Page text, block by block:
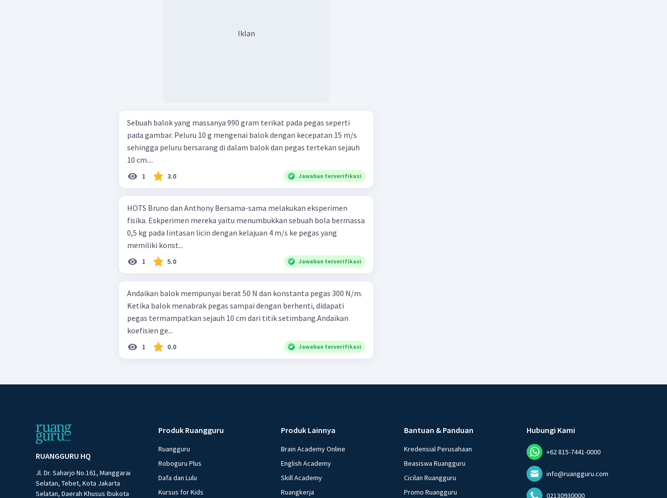
Iklan
Sebuah balok yang massanya 990 gram terikat pada pegas seperti
pada gambar. Peluru 10 g mengenai balok dengan kecepatan 15 m/s
sehingga peluru bersarang di dalam balok dan pegas tertekan sejauh
10 cm....
1 3.0 Jawaban terverifikasi
HOTS Bruno dan Anthony Bersama-sama melakukan eksperimen
fisika. Eskperimen mereka yaitu menumbukkan sebuah bola bermassa
0,5 kg pada lintasan licin dengan kelajuan 4 m/s ke pegas yang
memiliki konst...
1 5.0 Jawaban terverifikasi
Andaikan balok mempunyai berat 50 N dan konstanta pegas 300 N/m.
Ketika balok menabrak pegas sampai dengan berhenti, didapati
pegas termampatkan sejauh 10 cm dari titik setimbang.Andaikan
koefisien ge...
1 0.0 Jawaban terverifikasi
RUANGGURU HQ
Jl. Dr. Saharjo No.161, Manggarai
Selatan, Tebet, Kota Jakarta
Selatan, Daerah Khusus Ibukota
Produk Ruangguru
Ruangguru
Roboguru Plus
Dafa dan Lulu
Kursus for Kids
Produk Lainnya
Brain Academy Online
English Academy
Skill Academy
Ruangkerja
Bantuan & Panduan
Kredensial Perusahaan
Beasiswa Ruangguru
Cicilan Ruangguru
Promo Ruangguru
Hubungi Kami
+62 815-7441-0000
info@ruangguru.com
02130930000